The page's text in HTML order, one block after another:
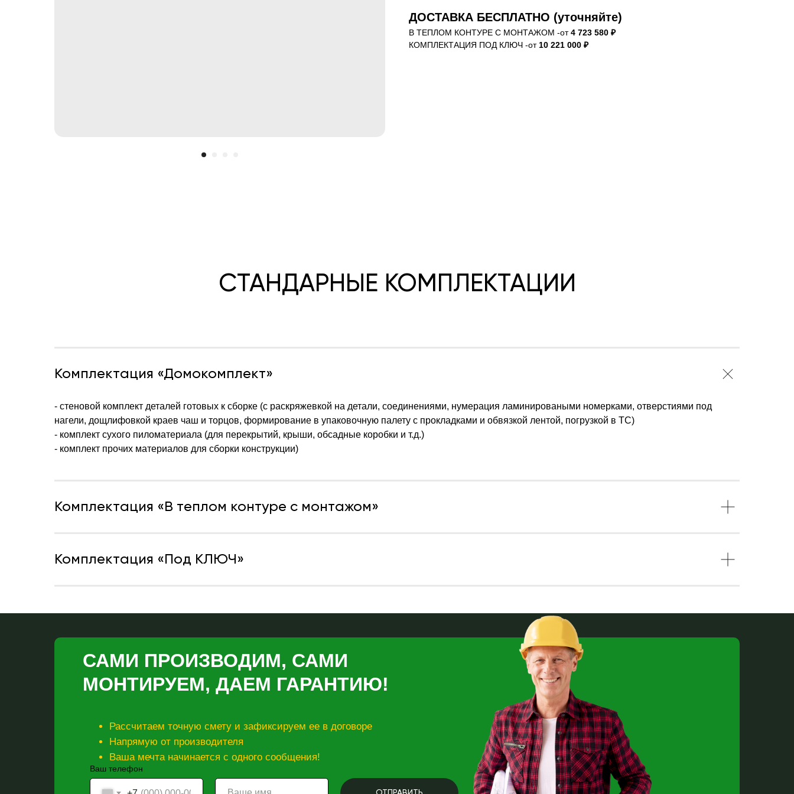
ДОСТАВКА БЕСПЛАТНО (уточняйте)
В ТЕПЛОМ КОНТУРЕ С МОНТАЖОМ -от4 723 580 ₽
КОМПЛЕКТАЦИЯ ПОД КЛЮЧ -от10 221 000 ₽
СТАНДАРНЫЕ КОМПЛЕКТАЦИИ
Комплектация «Домокомплект»
- стеновой комплект деталей готовых к сборке (с раскряжевкой на детали, соединениями, нумерация ламинироваными номерками, отверстиями под
нагели, дощлифовкой краев чаш и торцов, формирование в упаковочную палету с прокладками и обвязкой лентой, погрузкой в ТС)
- комплект сухого пиломатериала (для перекрытий, крыши, обсадные коробки и т.д.)
- комплект прочих материалов для сборки конструкции)
Комплектация «В теплом контуре с монтажом»
Комплектация «Под КЛЮЧ»
САМИ ПРОИЗВОДИМ, САМИ
МОНТИРУЕМ, ДАЕМ ГАРАНТИЮ!
Рассчитаем точную смету и зафиксируем ее в договоре
Напрямую от производителя
Ваша мечта начинается с одного сообщения!
Ваш телефон